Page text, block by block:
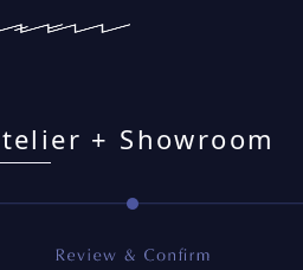
+ Showroom